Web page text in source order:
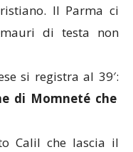
Il Parma ci
di testa non
si registra al 39′:
di Momneté che
Calil che lascia il